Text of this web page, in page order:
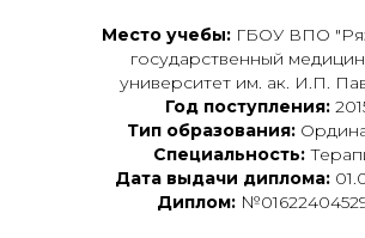
Место учебы: ГБОУ ВПО
государственный
университет им. ак. И.П.
Год поступления:
Тип образования:
Специальность:
Дата выдачи диплома:
Диплом: